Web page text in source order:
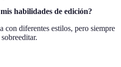
habilidades de edición?
con diferentes estilos, pero siempre